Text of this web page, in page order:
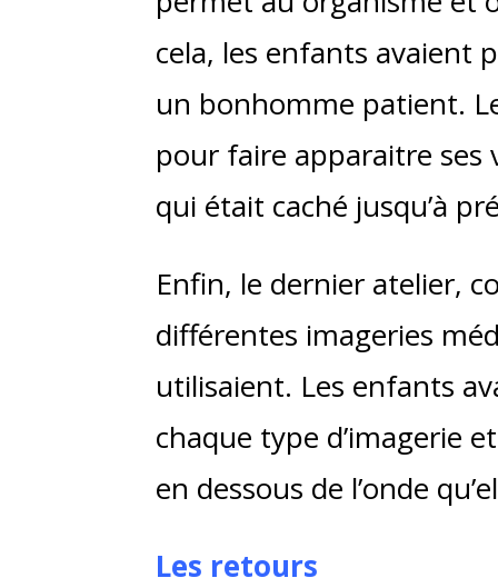
cela, les enfants avaient
un bonhomme patient.
pour faire apparaitre ses
qui était caché jusqu’à
Enfin, le dernier atelier,
différentes imageries
utilisaient. Les enfants
chaque type d’imagerie
en dessous de l’onde
Les retours